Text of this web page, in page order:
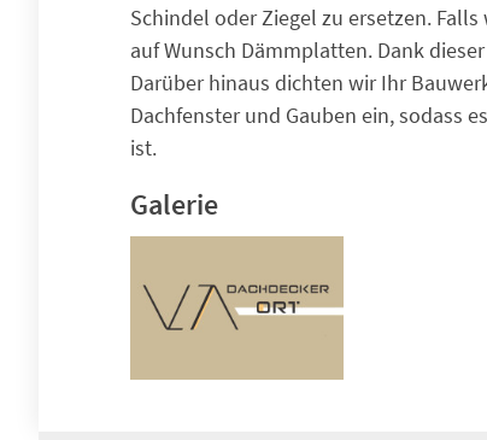
Schindel oder Ziegel zu ersetzen.
auf Wunsch Dämmplatten. Dank
Darüber hinaus dichten wir Ihr
Dachfenster und Gauben ein, sodass
ist.
Galerie